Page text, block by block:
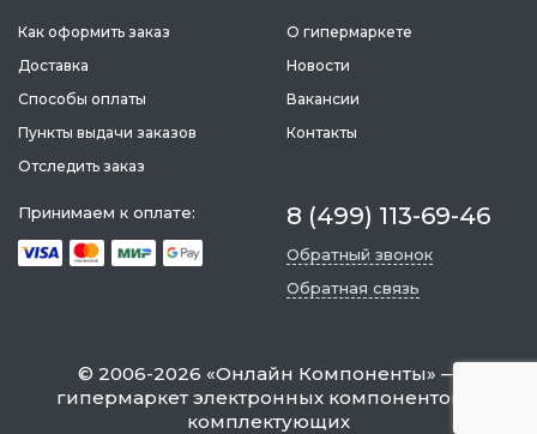
Как оформить заказ
Доставка
Способы оплаты
Пункты выдачи заказов
Отследить заказ
О гипермаркете
Новости
Вакансии
Контакты
Принимаем к оплате: 8 (499) 113-69-46
Обратный звонок
Обратная связь
© 2006-2026 «Онлайн Компоненты» —
гипермаркет электронных компонентов и
комплектующих